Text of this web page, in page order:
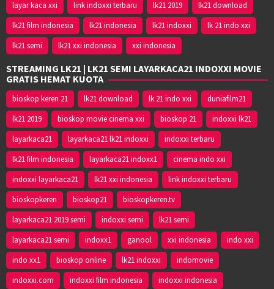
layar kaca xxi
link indoxxi terbaru lk21 2019
lk21 download
lk21 film indonesia
lk21 indonesia lk21 indoxxi
lk 21 indo xxi
lk21 semi
lk21 xxi indonesia xxi indonesia
STREAMING LK21 | LK21 SEMI LAYARKACA21 INDOXXI MOVIE
GRATIS HEMAT KUOTA
bioskop keren 21 lk21 download lk 21 indo xxi
duniafilm21
lk21 2019
bioskop movie cinema xxi bioskop 21
indoxxi lk21
layarkaca21
layarkaca21 lk21 indoxxi
indoxxi terbaru
lk21 film indonesia
layarkaca21 indoxx1
cinema indo xxi
indoxxi layarkaca21
lk21 xxi indonesia
link indoxxi terbaru
bioskopkeren
bioskop21
bioskopkeren.tv
layarkaca21 2019 semi
indoxxi semi
lk21 semi
layarkaca21 semi
indoxx1 ganool xxi indonesia
indo xxi
indo xx1
bioskop online lk21 indoxxi
indomovie
indoxxi.com
indoxxi film indonesia indoxxi indonesia